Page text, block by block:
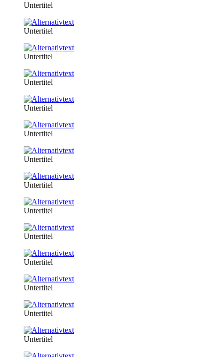
Untertitel
Untertitel
Untertitel
Untertitel
Untertitel
Untertitel
Untertitel
Untertitel
Untertitel
Untertitel
Untertitel
Untertitel
Untertitel
Untertitel